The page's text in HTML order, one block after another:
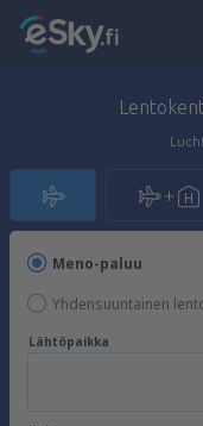
Meno-paluu
Yhdensuuntainen
Lähtöpaikka